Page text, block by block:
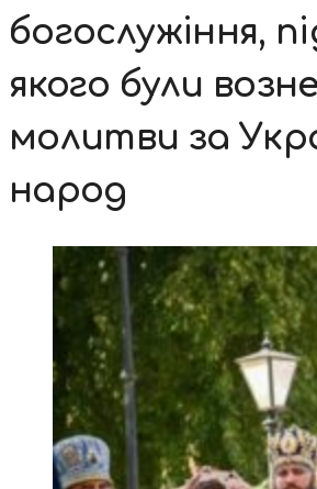
богослужіння,
якого були
молитви за
народ